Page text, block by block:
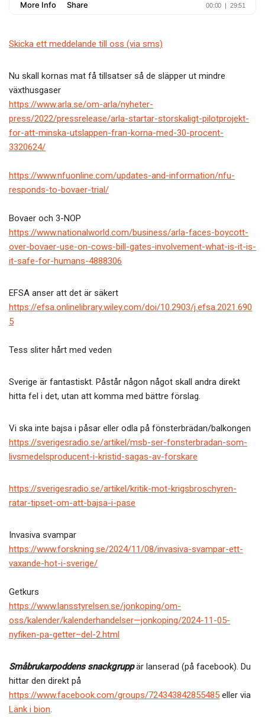
Skicka ett meddelande till oss (via sms)
Nu skall kornas mat få tillsatser så de släpper ut mindre
växthusgaser
https://www.arla.se/om-arla/nyheter-
press/2022/pressrelease/arla-startar-storskaligt-pilotprojekt-
for-att-minska-utslappen-fran-korna-med-30-procent-
3320624/
https://www.nfuonline.com/updates-and-information/nfu-
responds-to-bovaer-trial/
Bovaer och 3-NOP
https://www.nationalworld.com/business/arla-faces-boycott-
over-bovaer-use-on-cows-bill-gates-involvement-what-is-it-is-
it-safe-for-humans-4888306
EFSA anser att det är säkert
https://efsa.onlinelibrary.wiley.com/doi/10.2903/j.efsa.2021.690
5
Tess sliter hårt med veden
Sverige är fantastiskt. Påstår någon något skall andra direkt
hitta fel i det, utan att komma med bättre förslag.
Vi ska inte bajsa i påsar eller odla på fönsterbrädan/balkongen
https://sverigesradio.se/artikel/msb-ser-fonsterbradan-som-
livsmedelsproducent-i-kristid-sagas-av-forskare
https://sverigesradio.se/artikel/kritik-mot-krigsbroschyren-
ratar-tipset-om-att-bajsa-i-pase
Invasiva svampar
https://www.forskning.se/2024/11/08/invasiva-svampar-ett-
vaxande-hot-i-sverige/
Getkurs
https://www.lansstyrelsen.se/jonkoping/om-
oss/kalender/kalenderhandelser—jonkoping/2024-11-05-
nyfiken-pa-getter–del-2.html
Småbrukarpoddens snackgruppär lanserad (på facebook). Du
hittar den direkt på
https://www.facebook.com/groups/724343842855485 eller via
Länk i bion.